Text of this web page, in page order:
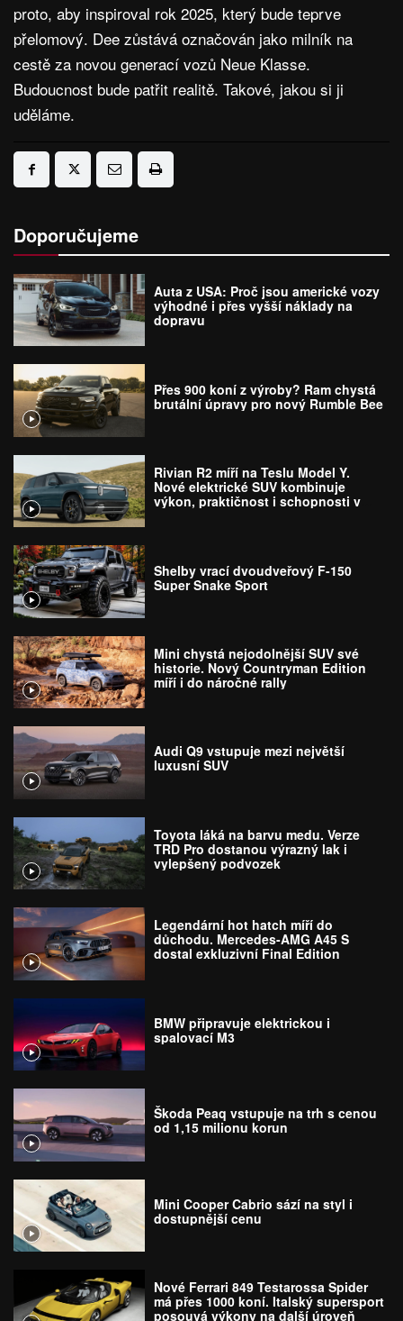
proto, aby inspiroval rok 2025, který bude teprve
přelomový. Dee zůstává označován jako milník na
cestě za novou generací vozů Neue Klasse.
Budoucnost bude patřit realitě. Takové, jakou si ji
uděláme.
Doporučujeme
Auta z USA: Proč jsou americké vozy
výhodné i přes vyšší náklady na
dopravu
Přes 900 koní z výroby? Ram chystá
brutální úpravy pro nový Rumble Bee
Rivian R2 míří na Teslu Model Y.
Nové elektrické SUV kombinuje
výkon, praktičnost i schopnosti v
Shelby vrací dvoudveřový F-150
Super Snake Sport
Mini chystá nejodolnější SUV své
historie. Nový Countryman Edition
míří i do náročné rally
Audi Q9 vstupuje mezi největší
luxusní SUV
Toyota láká na barvu medu. Verze
TRD Pro dostanou výrazný lak i
vylepšený podvozek
Legendární hot hatch míří do
důchodu. Mercedes-AMG A45 S
dostal exkluzivní Final Edition
BMW připravuje elektrickou i
spalovací M3
Škoda Peaq vstupuje na trh s cenou
od 1,15 milionu korun
Mini Cooper Cabrio sází na styl i
dostupnější cenu
Nové Ferrari 849 Testarossa Spider
má přes 1000 koní. Italský supersport
posouvá výkony na další úroveň